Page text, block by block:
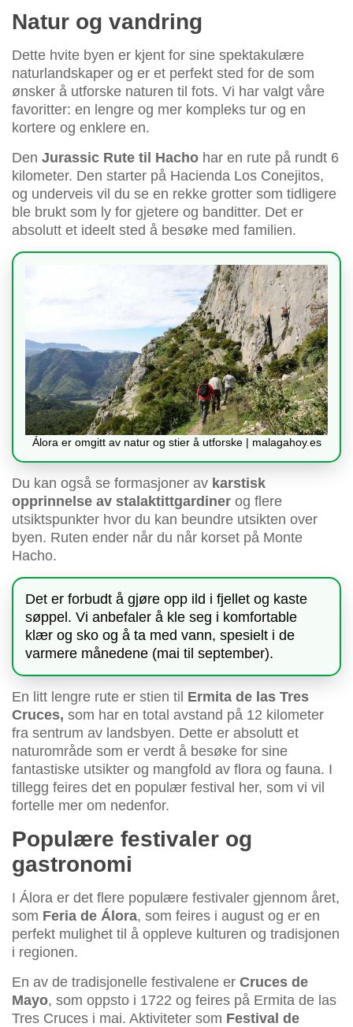
Natur og vandring
Dette hvite byen er kjent for sine spektakulære
naturlandskaper og er et perfekt sted for de som
ønsker å utforske naturen til fots. Vi har valgt våre
favoritter: en lengre og mer kompleks tur og en
kortere og enklere en.
Den Jurassic Rute til Hacho har en rute på rundt 6
kilometer. Den starter på Hacienda Los Conejitos,
og underveis vil du se en rekke grotter som tidligere
ble brukt som ly for gjetere og banditter. Det er
absolutt et ideelt sted å besøke med familien.
Álora er omgitt av natur og stier å utforske | malagahoy.es
Du kan også se formasjoner av karstisk
opprinnelse av stalaktittgardiner og flere
utsiktspunkter hvor du kan beundre utsikten over
byen. Ruten ender når du når korset på Monte
Hacho.
Det er forbudt å gjøre opp ild i fjellet og kaste
søppel. Vi anbefaler å kle seg i komfortable
klær og sko og å ta med vann, spesielt i de
varmere månedene (mai til september).
En litt lengre rute er stien til Ermita de las Tres
Cruces, som har en total avstand på 12 kilometer
fra sentrum av landsbyen. Dette er absolutt et
naturområde som er verdt å besøke for sine
fantastiske utsikter og mangfold av flora og fauna. I
tillegg feires det en populær festival her, som vi vil
fortelle mer om nedenfor.
Populære festivaler og
gastronomi
I Álora er det flere populære festivaler gjennom året,
som Feria de Álora, som feires i august og er en
perfekt mulighet til å oppleve kulturen og tradisjonen
i regionen.
En av de tradisjonelle festivalene er Cruces de
Mayo, som oppsto i 1722 og feires på Ermita de las
Tres Cruces i mai. Aktiviteter som Festival de